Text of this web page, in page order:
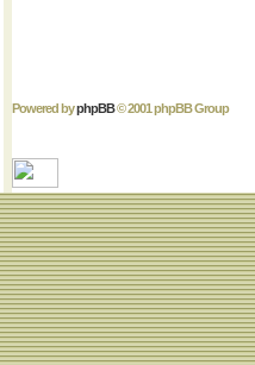
Powered byphpBB© 2001 phpBB Group